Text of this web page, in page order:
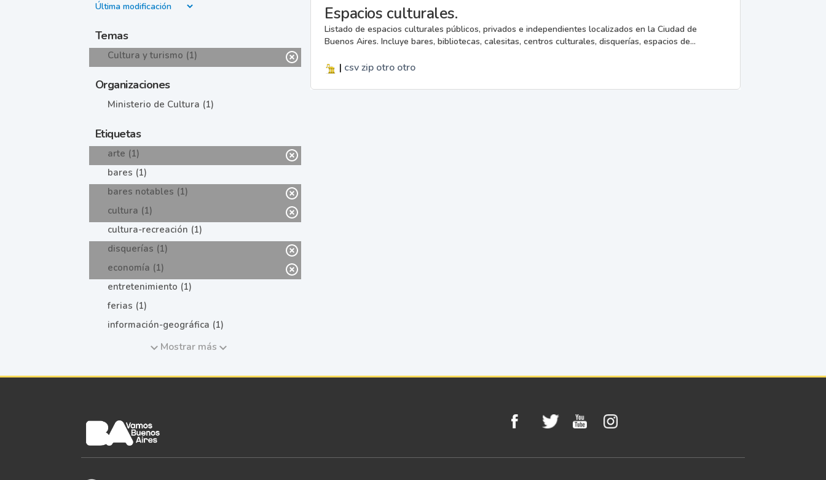
Temas
Cultura y turismo (1)
Organizaciones
Ministerio de Cultura (1)
Etiquetas
arte (1)
bares (1)
bares notables (1)
cultura (1)
cultura-recreación (1)
disquerías (1)
economía (1)
entretenimiento (1)
ferias (1)
información-geográfica (1)
Mostrar más
Espacios culturales.
Listado de espacios culturales públicos, privados e independientes localizados en la Ciudad de
Buenos Aires. Incluye bares, bibliotecas, calesitas, centros culturales, disquerías, espacios de...
| csvzip otro otro